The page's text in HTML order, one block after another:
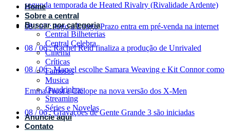
segunda temporada de Heated Rivalry (Rivalidade Ardente)
08 / 07 : Jogo a Longo Prazo entra em pré-venda na internet
08 / 06 : Rachel Reid finaliza a produção de Unrivaled
08 / 06 : Marvel escolhe Samara Weaving e Kit Connor como
Emma Frost e Ciclope na nova versão dos X-Men
08 / 06 : Gravações de Gente Grande 3 são iniciadas
Home
Sobre a central
Buscar por categoria
Central Bilheterias
Central Celebra
Cinema
Críticas
Famosos
Musica
Quadrinhos
Streaming
Séries e Novelas
Anuncie aqui
Contato